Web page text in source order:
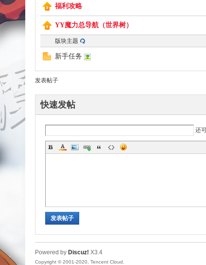
福利攻略
YY魔力总导航（世界树）
版块主题
新手任务
发表帖子
快速发帖
还
发表帖子
Powered by Discuz! X3.4
Copyright © 2001-2020, Tencent Cloud.